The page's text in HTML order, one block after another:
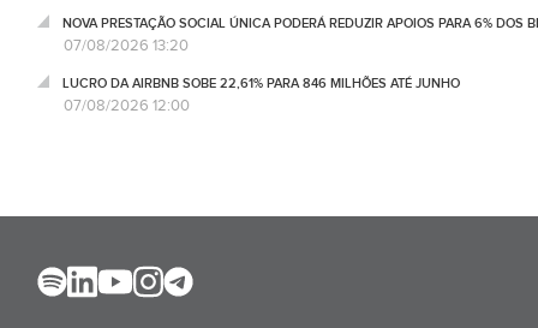
NOVA PRESTAÇÃO SOCIAL ÚNICA PODERÁ REDUZIR APOIOS PARA 6% DOS
07/08/2026 13:20
LUCRO DA AIRBNB SOBE 22,61% PARA 846 MILHÕES ATÉ JUNHO
07/08/2026 12:00